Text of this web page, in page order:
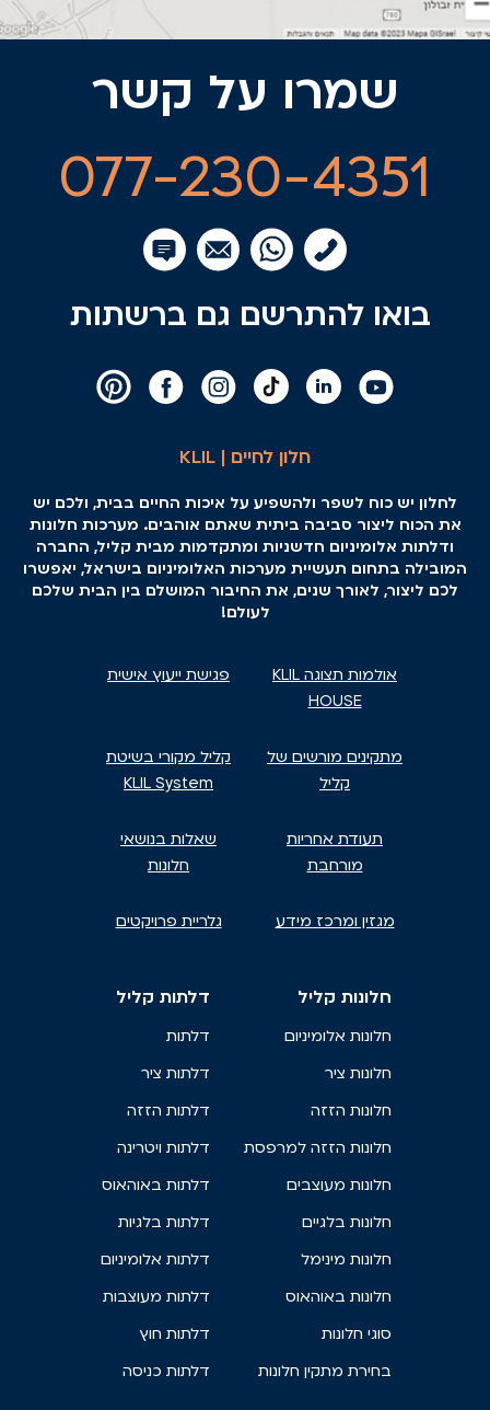
שמרו על קשר
077-230-4351
בואו להתרשם גם ברשתות
חלון לחיים | KLIL
לחלון יש כוח לשפר ולהשפיע על איכות החיים בבית, ולכם יש
את הכוח ליצור סביבה ביתית שאתם אוהבים. מערכות חלונות
ודלתות אלומיניום חדשניות ומתקדמות מבית קליל, החברה
המובילה בתחום תעשיית מערכות האלומיניום בישראל, יאפשרו
לכם ליצור, לאורך שנים, את החיבור המושלם בין הבית שלכם
לעולם!
אולמות תצוגה KLIL
HOUSE
פגישת ייעוץ אישית
מתקינים מורשים של
קליל
קליל מקורי בשיטת
KLIL System
תעודת אחריות
מורחבת
שאלות בנושאי
חלונות
מגזין ומרכז מידע גלריית פרויקטים
חלונות קליל
חלונות אלומיניום
חלונות ציר
חלונות הזזה
חלונות הזזה למרפסת
חלונות מעוצבים
חלונות בלגיים
חלונות מינימל
חלונות באוהאוס
סוגי חלונות
בחירת מתקין חלונות
דלתות קליל
דלתות
דלתות ציר
דלתות הזזה
דלתות ויטרינה
דלתות באוהאוס
דלתות בלגיות
דלתות אלומיניום
דלתות מעוצבות
דלתות חוץ
דלתות כניסה